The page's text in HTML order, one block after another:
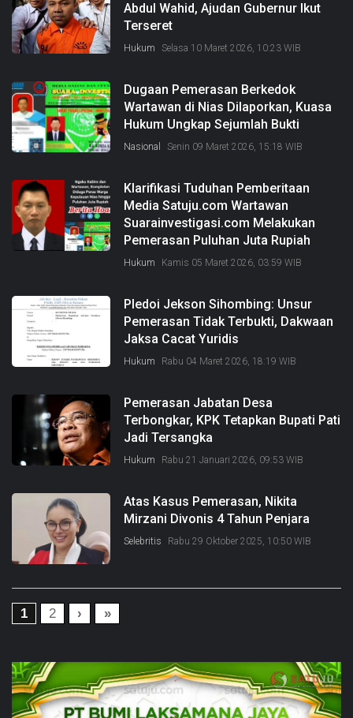
Abdul Wahid, Ajudan Gubernur Ikut
Terseret
Hukum Selasa 10 Maret 2026, 10:23 WIB
Dugaan Pemerasan Berkedok
Wartawan di Nias Dilaporkan, Kuasa
Hukum Ungkap Sejumlah Bukti
Nasional Senin 09 Maret 2026, 15:18 WIB
Klarifikasi Tuduhan Pemberitaan
Media Satuju.com Wartawan
Suarainvestigasi.com Melakukan
Pemerasan Puluhan Juta Rupiah
Hukum Kamis 05 Maret 2026, 03:59 WIB
Pledoi Jekson Sihombing: Unsur
Pemerasan Tidak Terbukti, Dakwaan
Jaksa Cacat Yuridis
Hukum Rabu 04 Maret 2026, 18:19 WIB
Pemerasan Jabatan Desa
Terbongkar, KPK Tetapkan Bupati Pati
Jadi Tersangka
Hukum Rabu 21 Januari 2026, 09:53 WIB
Atas Kasus Pemerasan, Nikita
Mirzani Divonis 4 Tahun Penjara
Selebritis Rabu 29 Oktober 2025, 10:50 WIB
1 2 › »